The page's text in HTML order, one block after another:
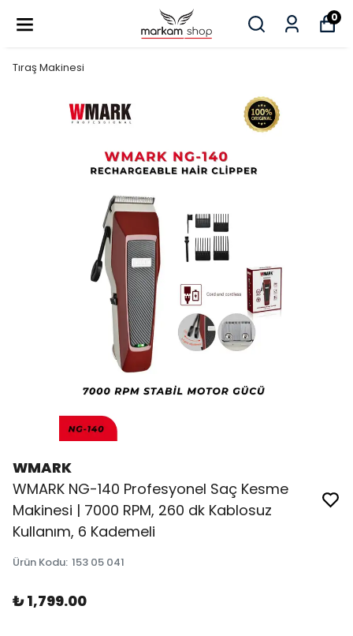
0
Tıraş Makinesi
WMARK
WMARK NG-140 Profesyonel Saç Kesme
Makinesi | 7000 RPM, 260 dk Kablosuz
Kullanım, 6 Kademeli
Ürün Kodu: 153 05 041
₺ 1,799.00